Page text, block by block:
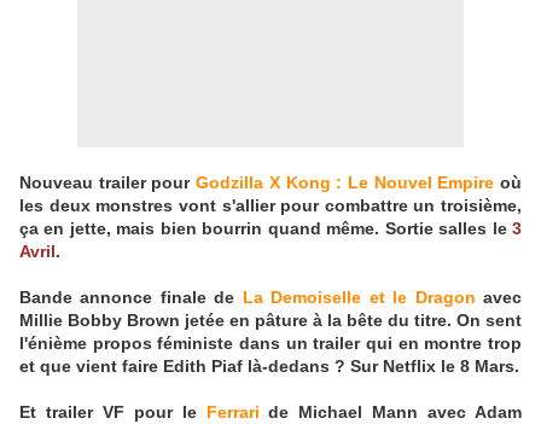
Nouveau trailer pourGodzilla X Kong : Le Nouvel Empire où
les deux monstres vont s'allier pour combattre un troisième,
ça en jette, mais bien bourrin quand même. Sortie salles le 3
Avril.
Bande annonce finale de La Demoiselle et le Dragon avec
Millie Bobby Brown jetée en pâture à la bête du titre. On sent
l'énième propos féministe dans un trailer qui en montre trop
et que vient faire Edith Piaf là-dedans ? Sur Netflix le 8 Mars.
Et trailer VF pour le Ferrari de Michael Mann avec Adam